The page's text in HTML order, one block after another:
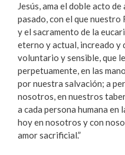
Jesús, ama el doble acto
pasado, con el que
y el sacramento de la
eterno y actual, increado y
voluntario y sensible, que
perpetuamente, en las
por nuestra salvación; a
nosotros, en nuestros
a cada persona humana en
hoy en nosotros y con
amor sacrificial.”